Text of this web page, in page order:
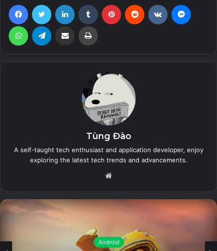
dễ sử dụng. Cho dù bạn muốn có một danh sách mua sắm,
danh sách tạp hóa hay bạn chỉ có nhiều thứ cần nhớ thì
Tasks được xây dựng để dành cho bạn. Với Tasks, bạn có
The Sims™ Mobile (Unlimited Money)
26 July, 2023
Zero City: base-building games (MOD
26 July, 2023
games (Unlimited Energy)
26 July, 2023
FacebookTwitter LinkedIn Tumblr Pinterest Reddit VKontakte
WhatsAppTelegram Share via Email Print
Tùng Đào
A self-taught tech enthusiast and application developer, enjoy
exploring the latest tech trends and advancements.
Android